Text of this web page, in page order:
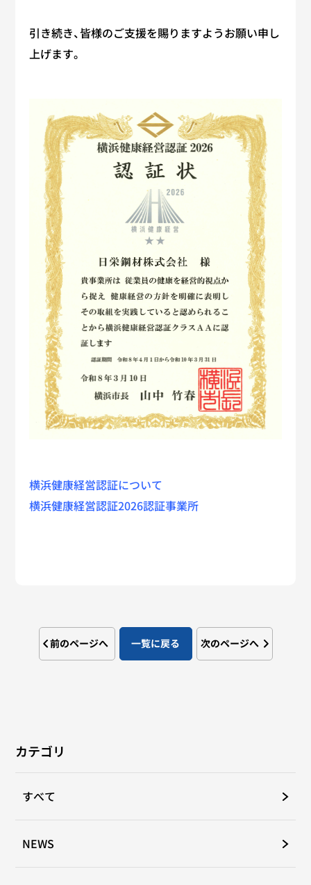
引き続き、皆様のご支援を賜りますようお願い申し
上げます。
横浜健康経営認証について
横浜健康経営認証2026認証事業所
前のページへ 一覧に戻る 次のページへ
カテゴリ
すべて
NEWS